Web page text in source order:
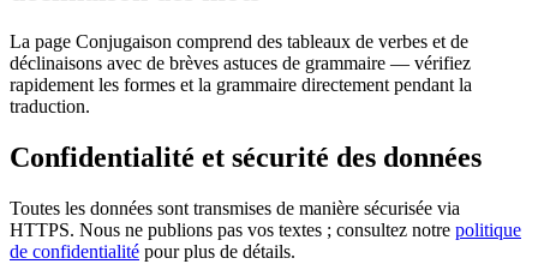
La page Conjugaison comprend des tableaux de verbes et de
déclinaisons avec de brèves astuces de grammaire — vérifiez
rapidement les formes et la grammaire directement pendant la
traduction.
Confidentialité et sécurité des données
Toutes les données sont transmises de manière sécurisée via
HTTPS. Nous ne publions pas vos textes ; consultez notre politique
de confidentialité pour plus de détails.